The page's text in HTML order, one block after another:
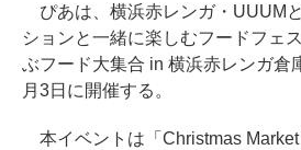
ぴあは、横浜赤レンガ・UUUM
ションと一緒に楽しむフードフェ
ぶフード大集合 in 横浜赤レンガ倉
月3日に開催する。
本イベントは「Christmas